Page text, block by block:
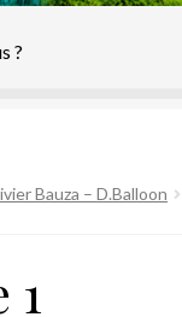
?
Bauza – D.Balloon